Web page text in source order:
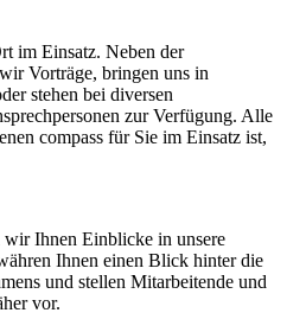
im Einsatz. Neben der
Vorträge, bringen uns in
stehen bei diversen
zur Verfügung. Alle
compass für Sie im Einsatz ist,
wir Ihnen Einblicke in unsere
Ihnen einen Blick hinter die
und stellen Mitarbeitende und
vor.